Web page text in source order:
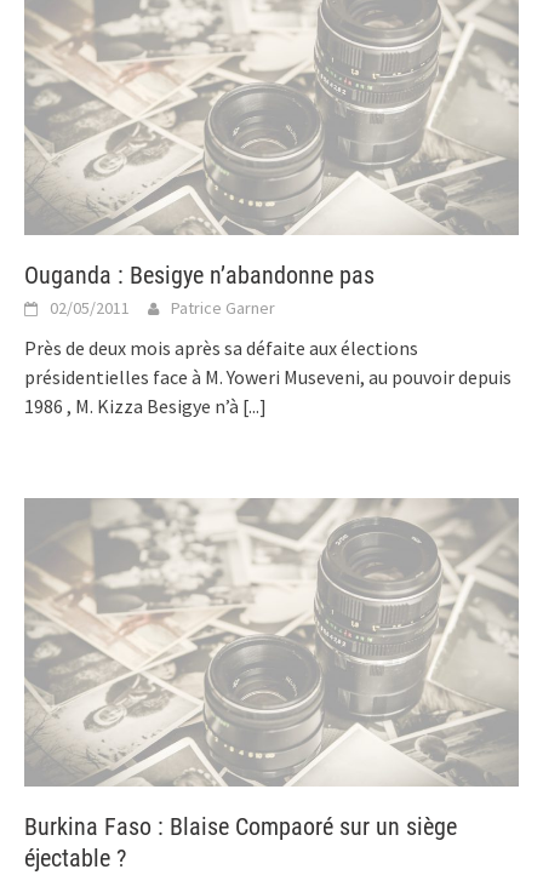
Ouganda : Besigye n’abandonne pas
02/05/2011 Patrice Garner
Près de deux mois après sa défaite aux élections
présidentielles face à M. Yoweri Museveni, au pouvoir depuis
1986 , M. Kizza Besigye n’à [...]
Burkina Faso : Blaise Compaoré sur un siège
éjectable ?